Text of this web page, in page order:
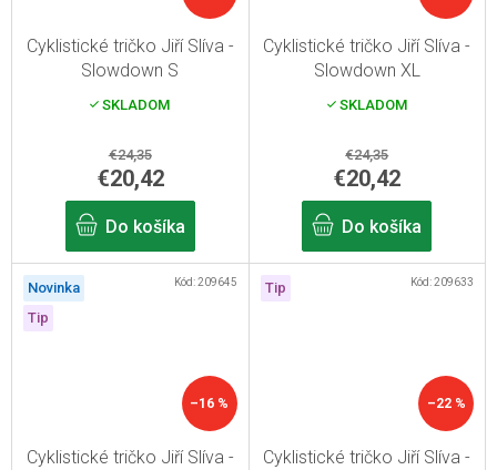
Cyklistické tričko Jiří Slíva -
Slowdown S
SKLADOM
€24,35
€20,42
Do košíka
Cyklistické tričko Jiří Slíva -
Slowdown XL
SKLADOM
€24,35
€20,42
Do košíka
Novinka
Tip
–16 %
Cyklistické tričko Jiří Slíva -
Kód:209645 Tip
–22 %
Cyklistické tričko Jiří Slíva -
Kód:209633